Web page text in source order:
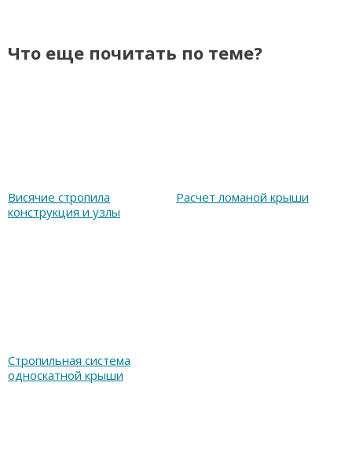
Что еще почитать по теме?
Висячие стропила
конструкция и узлы
Расчет ломаной крыши
Стропильная система
односкатной крыши